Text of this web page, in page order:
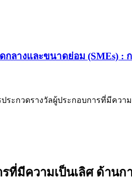
ลางและขนาดย่อม (SMEs) :
ะกวดรางวัลผู้ประกอบการที่มีควา
ที่มีความเป็นเลิศ ด้าน